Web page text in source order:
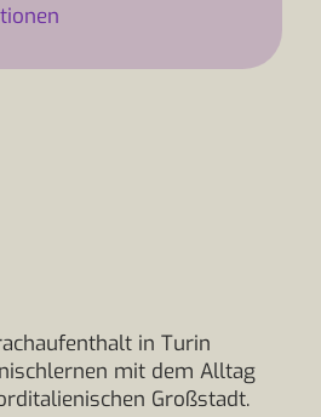
in Turin
mit dem Alltag
Großstadt.